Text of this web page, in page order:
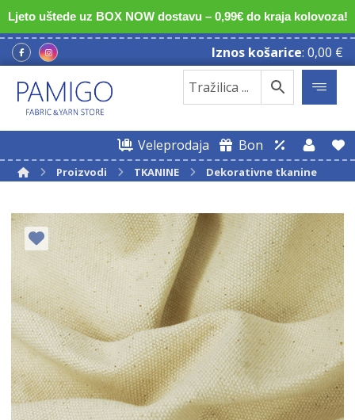
Ljeto uštede uz BOX NOW dostavu – 0,99€ do kraja kolovoza!
Iznos košarice: 0,00 €
Veleprodaja Bon
Proizvodi TKANINE Dekorativne tkanine